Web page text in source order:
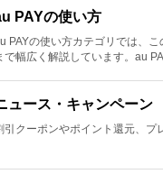
PAYの使い方
PAYの使い方カテゴリでは、
で幅広く解説しています。au
ュース・キャンペーン
引クーポンやポイント還元、プ